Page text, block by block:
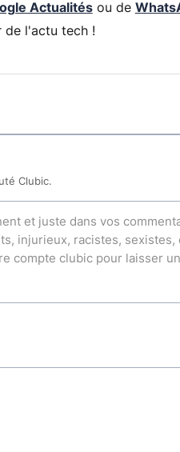
Actualitésou de
de l'actu tech !
Clubic.